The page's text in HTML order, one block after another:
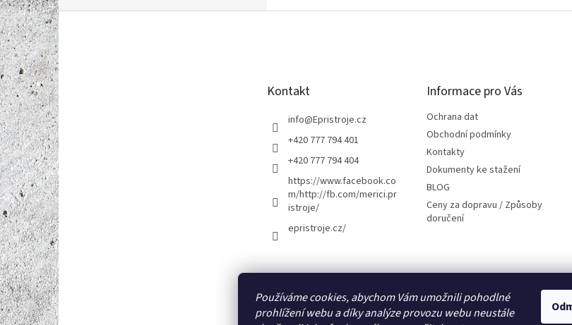
Používáme cookies, abychom Vám umožnili pohodlné
prohlížení webu a díky analýze provozu webu neustále
Z
á
p
a
t
í Kontakt
info@Epristroje.cz
+420 777 794 401
+420 777 794 404
https://www.facebook.co
m/http://fb.com/merici.pr
istroje/
epristroje.cz/
Informace pro Vás
Ochrana dat
Obchodní podmínky
Kontakty
Dokumenty ke stažení
BLOG
Ceny za dopravu / Způsoby
doručení
Kalibrace.info meteostanice.cz